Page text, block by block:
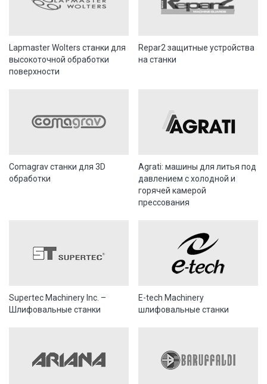
Lapmaster Wolters станки для
высокоточной обработки
поверхности
Repar2 защитные устройства
на станки
Comagrav станки для 3D
обработки
Agrati: машины для литья под
давлением с холодной и
горячей камерой
прессования
Supertec Machinery Inc. –
Шлифовальные станки
E-tech Machinery
шлифовальные станки